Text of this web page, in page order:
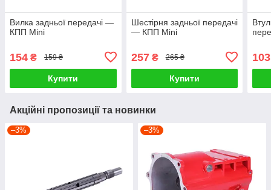
Вилка задньої передачі —
КПП Mini
154 ₴ 159 ₴
Купити
Шестірня задньої передачі
— КПП Mini
257₴ 265 ₴
Купити
103
Акційні пропозиції та новинки
–3% –3%